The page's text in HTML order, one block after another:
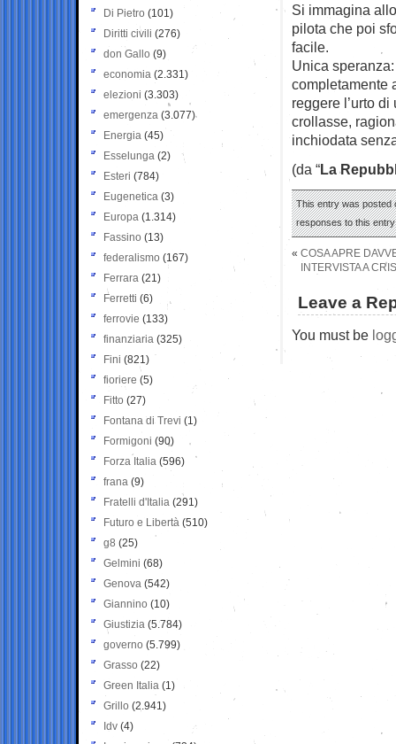
Si immagina
pilota che poi
facile.
Unica
completamente
reggere l’urto
crollasse,
inchiodata
(da “La
This entry was posted
responses to this
« COSA APRE
INTERVISTA A
Leave a
You must be
Di Pietro (101)
Diritti civili (276)
don Gallo (9)
economia (2.331)
elezioni (3.303)
emergenza (3.077)
Energia (45)
Esselunga (2)
Esteri (784)
Eugenetica (3)
Europa (1.314)
Fassino (13)
federalismo (167)
Ferrara (21)
Ferretti (6)
ferrovie (133)
finanziaria (325)
Fini (821)
fioriere (5)
Fitto (27)
Fontana di Trevi (1)
Formigoni (90)
Forza Italia (596)
frana (9)
Fratelli d'Italia (291)
Futuro e Libertà (510)
g8 (25)
Gelmini (68)
Genova (542)
Giannino (10)
Giustizia (5.784)
governo (5.799)
Grasso (22)
Green Italia (1)
Grillo (2.941)
Idv (4)